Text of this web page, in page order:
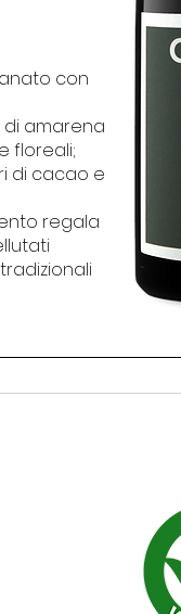
con
di amarena
floreali;
di cacao e
regala